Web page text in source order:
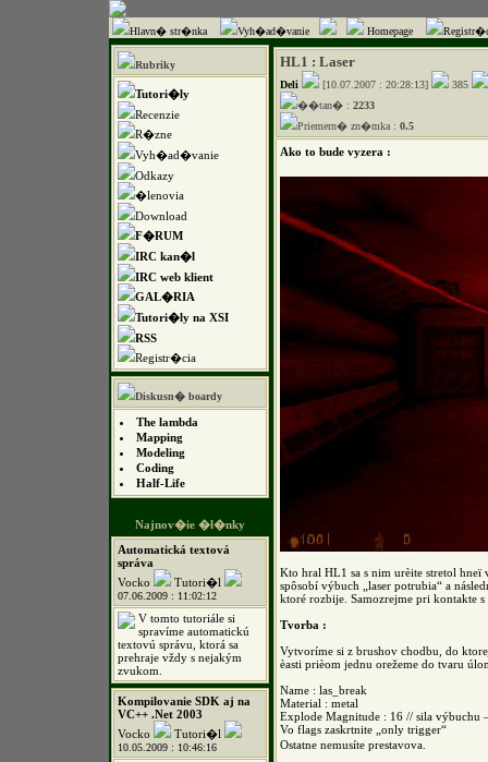
Hlavn� str�nka Vyh�ad�vanie Homepage
Rubriky
Tutori�ly
Recenzie
R�zne
Vyh�ad�vanie
Odkazy
�lenovia
Download
F�RUM
IRC kan�l
IRC web klient
GAL�RIA
Tutori�ly na XSI
RSS
Registr�cia
Diskusn� boardy
The lambda
Mapping
Modeling
Coding
Half-Life
Najnov�ie �l�nky
Automatická textová
správa
Vocko
Tutori�l
07.06.2009 : 11:02:12
V tomto tutoriále si
spravíme automatickú
textovú správu, ktorá sa
prehraje vždy s nejakým
zvukom.
Kompilovanie SDK aj na
VC++ .Net 2003
Vocko
Tutori�l
10.05.2009 : 10:46:16
HL1 : Laser
Deli [10.07.2007 : 20:28:13]
385
��tan� : 2233
Priemern� zn�mka : 0.5
Ako to bude vyzera :
Kto hral HL1 sa s nim urèite stretol
spôsobí výbuch „laser potrubia“ a
ktoré rozbije. Samozrejme pri kontakte
Tvorba :
Vytvoríme si z brushov chodbu, do
èasti prièom jednu orežeme do tvaru
Name : las_break
Material : metal
Explode Magnitude : 16 // sila výbuchu
Vo flags zaskrtnite „only trigger“
Ostatne nemusíte prestavova.